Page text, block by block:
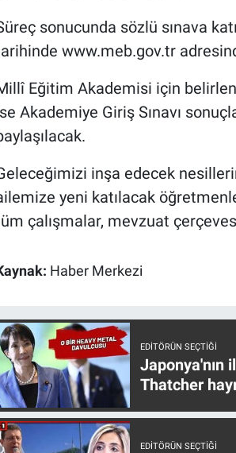
sonucunda sözlü sınava
www.meb.gov.tr
Eğitim Akademisi için
Akademiye Giriş Sınavı
inşa edecek
yeni katılacak
çalışmalar, mevzuat
Haber Merkezi
EDITÖRÜN SEÇTIĞI
Japonya'nın
Thatcher
EDITÖRÜN SEÇTIĞI
Geleceği
Gündemi